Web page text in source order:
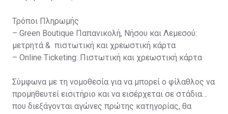
Τρόποι Πληρωμής
– Green Boutique Παπανικολή, Νήσου και Λεμεσού:
μετρητά & πιστωτική και χρεωστική κάρτα
– Online Ticketing: Πιστωτική και χρεωστική κάρτα
Σύμφωνα με τη νομοθεσία για να μπορεί ο φίλαθλος να
προμηθευτεί εισιτήριο και να εισέρχεται σε στάδια
που διεξάγονται αγώνες πρώτης κατηγορίας, θα